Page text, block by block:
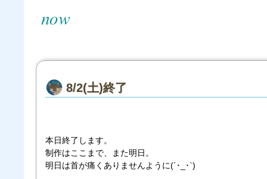
8/2(土)終了
本日終了します。
制作はここまで、また明日。
明日は首が痛くありませんように(´･_･`)